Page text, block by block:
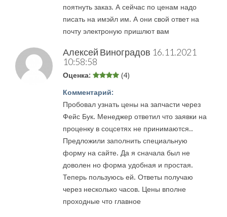
поятнуть заказ. А сейчас по ценам надо
писать на имэйл им. А они свой ответ на
почту электроную пришлют вам
Алексей Виноградов 16.11.2021
10:58:58
Оценка: (4)
Комментарий:
Пробовал узнать цены на запчасти через
Фейс Бук. Менеджер ответил что заявки на
проценку в соцсетях не принимаются..
Предложили заполнить специальную
форму на сайте. Да я сначала был не
доволен но форма удобная и простая.
Теперь пользуюсь ей. Ответы получаю
через несколько часов. Цены вполне
проходные что главное